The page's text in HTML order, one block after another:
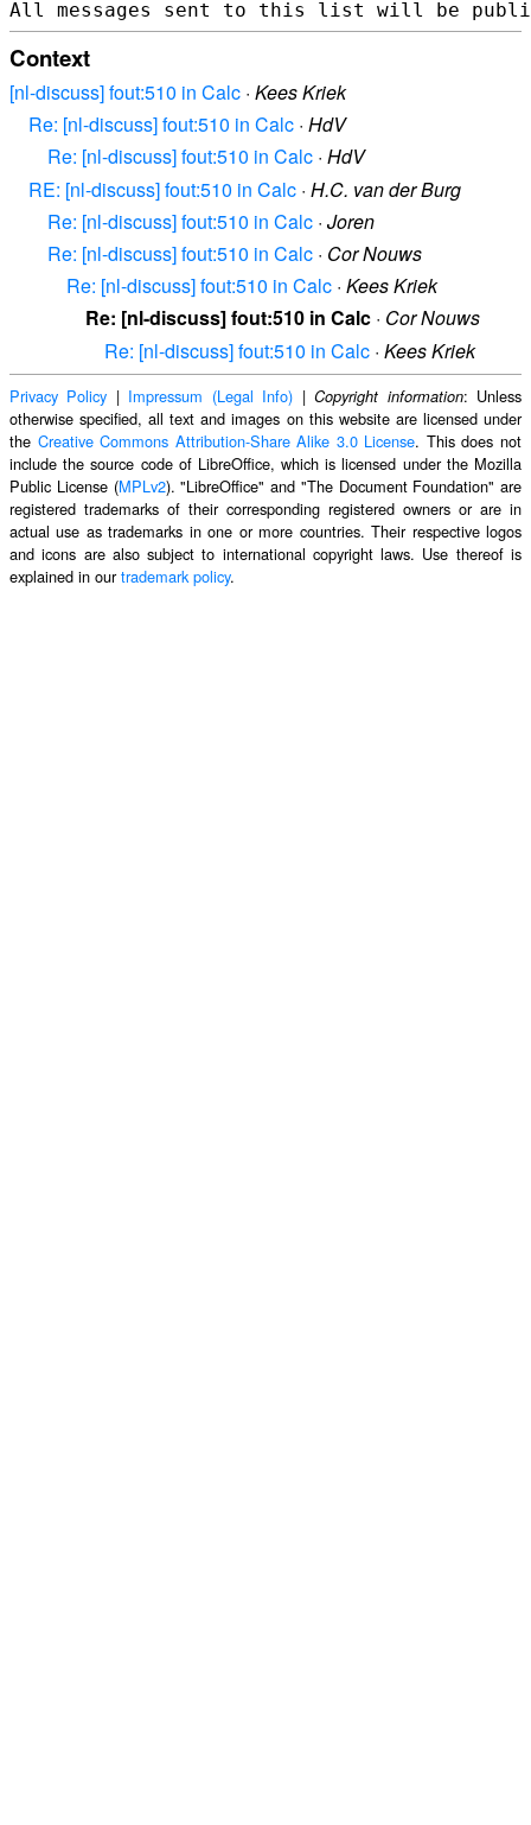
Context
[nl-discuss] fout:510 in Calc · Kees Kriek
Re: [nl-discuss] fout:510 in Calc · HdV
Re: [nl-discuss] fout:510 in Calc · HdV
RE: [nl-discuss] fout:510 in Calc · H.C. van der Burg
Re: [nl-discuss] fout:510 in Calc · Joren
Re: [nl-discuss] fout:510 in Calc · Cor Nouws
Re: [nl-discuss] fout:510 in Calc · Kees Kriek
Re: [nl-discuss] fout:510 in Calc · Cor Nouws
Re: [nl-discuss] fout:510 in Calc · Kees Kriek
Privacy Policy | Impressum (Legal Info) |Copyright information: Unless
otherwise specified, all text and images on this website are licensed under
the Creative Commons Attribution-Share Alike 3.0 License. This does not
include the source code of LibreOffice, which is licensed under the Mozilla
Public License (MPLv2). "LibreOffice" and "The Document Foundation" are
registered trademarks of their corresponding registered owners or are in
actual use as trademarks in one or more countries. Their respective logos
and icons are also subject to international copyright laws. Use thereof is
explained in ourtrademark policy.